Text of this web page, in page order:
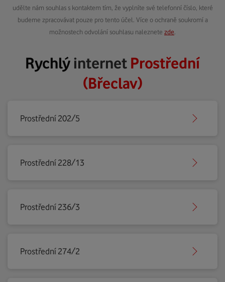
udělte nám souhlas s kontaktem tím, že vyplníte své telefonní číslo, které
budeme zpracovávat pouze pro tento účel. Více o ochraně soukromí a
možnostech odvolání souhlasu naleznete zde
Rychlýinternet Prostřední
(Břeclav)
Prostřední 202/5
Prostřední 228/13
Prostřední 236/3
Prostřední 274/2